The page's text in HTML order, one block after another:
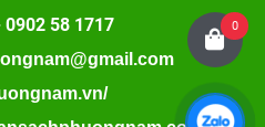
0902 58 1717 0